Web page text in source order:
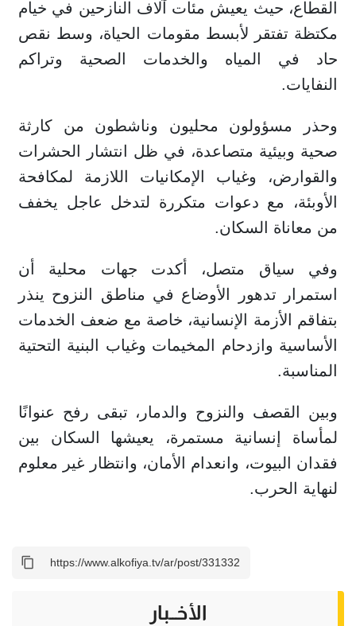
القطاع، حيث يعيش مئات آلاف النازحين في خيام
مكتظة تفتقر لأبسط مقومات الحياة، وسط نقص
حاد في المياه والخدمات الصحية وتراكم
النفايات.
وحذر مسؤولون محليون وناشطون من كارثة
صحية وبيئية متصاعدة، في ظل انتشار الحشرات
والقوارض، وغياب الإمكانيات اللازمة لمكافحة
الأوبئة، مع دعوات متكررة لتدخل عاجل يخفف
من معاناة السكان.
وفي سياق متصل، أكدت جهات محلية أن
استمرار تدهور الأوضاع في مناطق النزوح ينذر
بتفاقم الأزمة الإنسانية، خاصة مع ضعف الخدمات
الأساسية وازدحام المخيمات وغياب البنية التحتية
المناسبة.
وبين القصف والنزوح والدمار، تبقى رفح عنوانًا
لمأساة إنسانية مستمرة، يعيشها السكان بين
فقدان البيوت، وانعدام الأمان، وانتظار غير معلوم
لنهاية الحرب.
الأخــبار